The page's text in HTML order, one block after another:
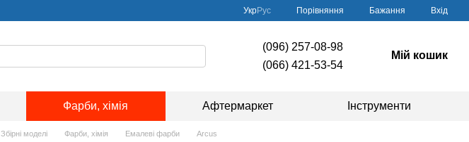
УкрРус Порівняння Бажання Вхід
(096) 257-08-98
(066) 421-53-54
Мій кошик
Фарби, хімія Афтермаркет Інструменти
Збірні моделі Фарби, хімія Емалеві фарби Arcus